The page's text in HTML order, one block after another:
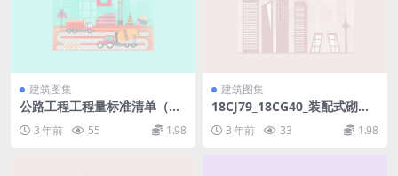
建筑图集
公路工程工程量标准清单（云
3 年前 55 1.98
建筑图集
18CJ79_18CG40_装配式砌块
3 年前 33 1.98